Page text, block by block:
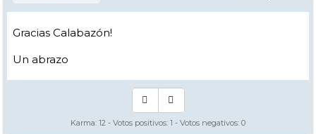
Gracias Calabazón!
Un abrazo
Karma: 12 - Votos positivos: 1 - Votos negativos: 0